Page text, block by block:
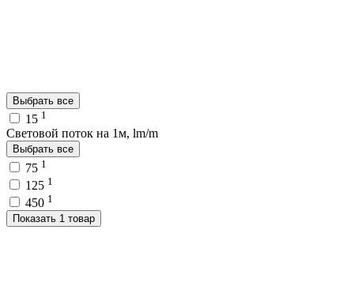
Выбрать все
15 1
Световой поток на 1м, lm/m
Выбрать все
75 1
125 1
450 1
Показать 1 товар